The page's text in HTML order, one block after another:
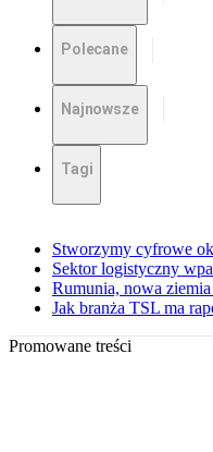
Polecane
Najnowsze
Tagi
Stworzymy cyfrowe
Sektor logistyczny
Rumunia, nowa ziemia
Jak branża TSL ma
Promowane treści